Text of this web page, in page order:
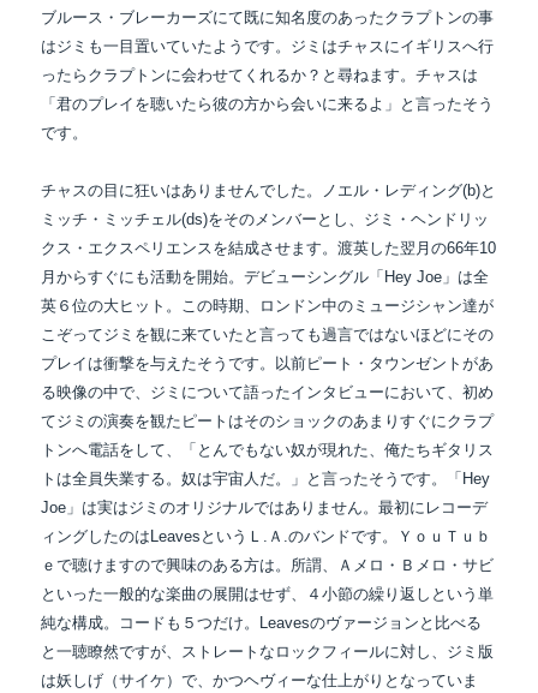
ブルース・ブレーカーズにて既に知名度のあったクラプトンの事
はジミも一目置いていたようです。ジミはチャスにイギリスへ行
ったらクラプトンに会わせてくれるか？ と尋ねます。チャスは
「君のプレイを聴いたら彼の方から会いに来るよ」と言ったそう
です。
チャスの目に狂いはありませんでした。ノエル・レディング(b)と
ミッチ・ミッチェル(ds)をそのメンバーとし、ジミ・ヘンドリッ
クス・エクスペリエンスを結成させます。渡英した翌月の66年10
月からすぐにも活動を開始。デビューシングル「Hey Joe」は全
英６位の大ヒット。 この時期、ロンドン中のミュージシャン達が
こぞってジミを観に来ていたと言っても過言ではないほどにその
プレイは衝撃を与えたそうです。
以前ピート・タウンゼントがあ
る映像の中で、ジミについて語ったインタビューにおいて、初め
てジミの演奏を観たピートはそのショックのあまりすぐにクラプ
トンへ電話をして、
「とんでもない奴が現れた、俺たちギタリス
トは全員失業する。奴は宇宙人だ。」と言ったそうです。「Hey
Joe」は実はジミのオリジナルではありません。最初にレコーデ
ィングしたのはLeavesというＬ.Ａ.のバンドです。ＹｏｕＴｕｂ
ｅで聴けますので興味のある方は。所謂、Ａメロ・Ｂメロ・サビ
といった一般的な楽曲の展開はせず、４小節の繰り返しという単
純な構成。コードも５つだけ。Leavesのヴァージョンと比べる
と一聴瞭然ですが、ストレートなロックフィールに対し、ジミ版
は妖しげ（サイケ）で、かつヘヴィーな仕上がりとなっていま